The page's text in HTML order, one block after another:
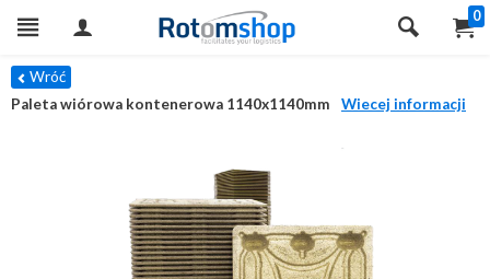
0
Wróć
Paleta wiórowa kontenerowa 1140x1140mm
Wiecej informacji